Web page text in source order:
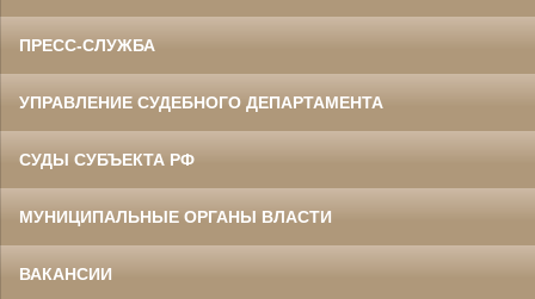
ПРЕСС-СЛУЖБА
УПРАВЛЕНИЕ СУДЕБНОГО ДЕПАРТАМЕНТА
СУДЫ СУБЪЕКТА РФ
МУНИЦИПАЛЬНЫЕ ОРГАНЫ ВЛАСТИ
ВАКАНСИИ